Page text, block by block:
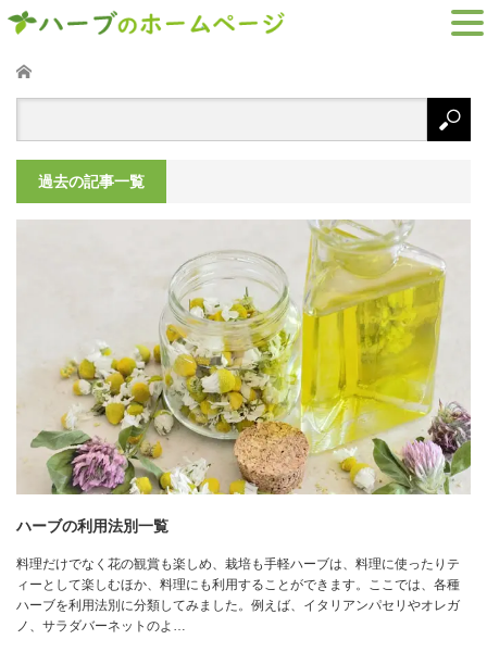
ホーム
過去の記事一覧
ハーブの利用法別一覧
料理だけでなく花の観賞も楽しめ、栽培も手軽ハーブは、料理に使ったりテ
ィーとして楽しむほか、料理にも利用することができます。ここでは、各種
ハーブを利用法別に分類してみました。例えば、イタリアンパセリやオレガ
ノ、サラダバーネットのよ…